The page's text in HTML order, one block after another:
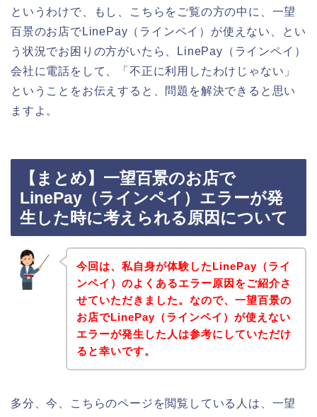
というわけで、もし、こちらをご覧の方の中に、一望
百景のお店でLinePay（ラインペイ）が使えない、とい
う状況でお困りの方がいたら、LinePay（ラインペイ）
会社に電話をして、「不正に利用したわけじゃない」
ということをお伝えすると、問題を解決できると思い
ますよ。
【まとめ】一望百景のお店で
LinePay（ラインペイ）エラーが発
生した時に考えられる原因について
今回は、私自身が体験したLinePay（ライ
ンペイ）のよくあるエラー原因をご紹介さ
せていただきました。なので、一望百景の
お店でLinePay（ラインペイ）が使えない
エラーが発生した人は参考にしていただけ
ると幸いです。
多分、今、こちらのページを閲覧している人は、一望